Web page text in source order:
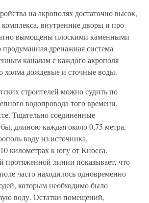
на акрополях достаточно высок,
комплекса, внутренние дворы и про
вымощены плоскими каменными
дренажная система
каналам с каждого акрополя
дождевые и сточные воды.
строителей можно судить по
водопровода того времени,
Тщательно соединенные
длиною каждая около 0,75 метра,
воду из источника,
километрах к югу от Кносса.
протяженной линии показывает, что
часто находилось одновременно
которым необходимо было
воду. Остатки помещений,